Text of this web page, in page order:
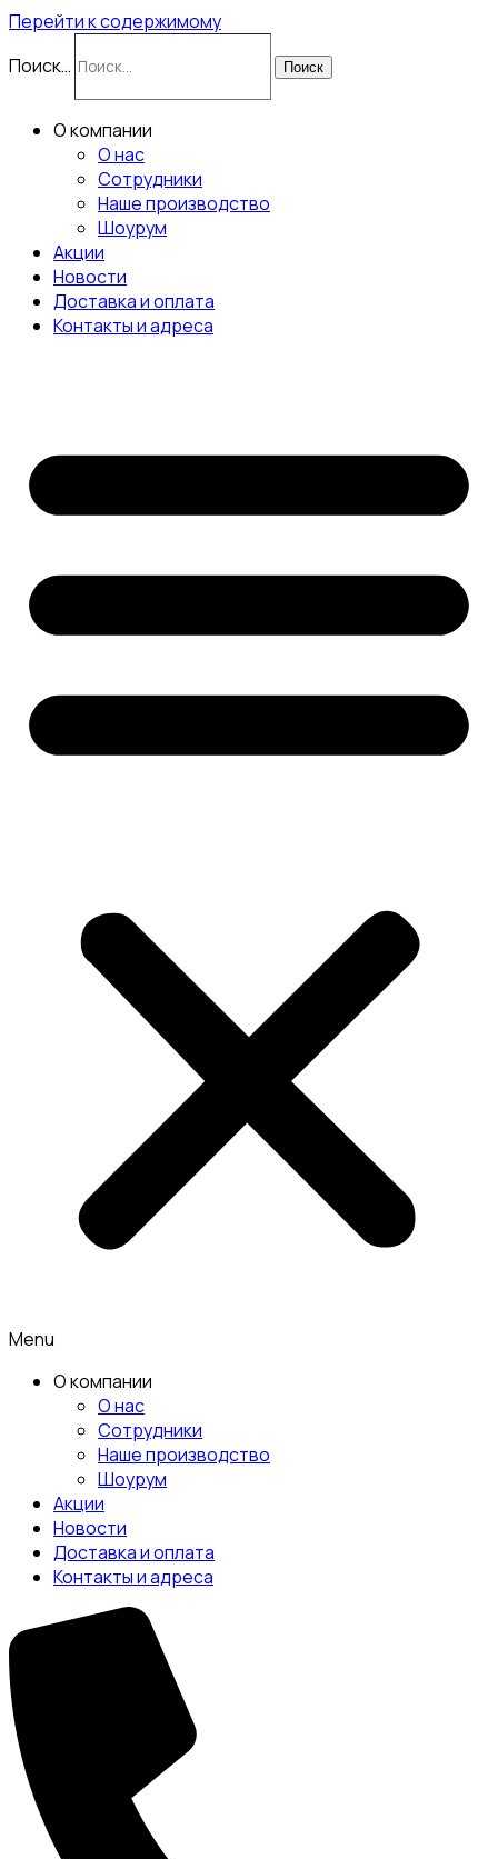
Перейти к содержимому
Поиск…
Поиск
О компании
О нас
Сотрудники
Наше производство
Шоурум
Акции
Новости
Доставка и оплата
Контакты и адреса
Menu
О компании
О нас
Сотрудники
Наше производство
Шоурум
Акции
Новости
Доставка и оплата
Контакты и адреса